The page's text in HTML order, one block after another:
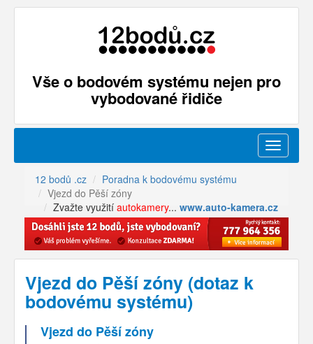
Vše o bodovém systému nejen pro
vybodované řidiče
Menu
12 bodů .cz
Poradna k bodovému systému
Vjezd do Pěší zóny
Zvažte využití autokamery... www.auto-kamera.cz
Vjezd do Pěší zóny (dotaz k
bodovému systému)
Vjezd do Pěší zóny